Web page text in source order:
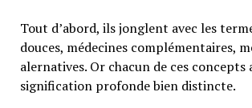
Tout d’abord, ils jonglent avec les
douces, médecines complémentaires,
alernatives. Or chacun de ces concepts
signification profonde bien distincte.